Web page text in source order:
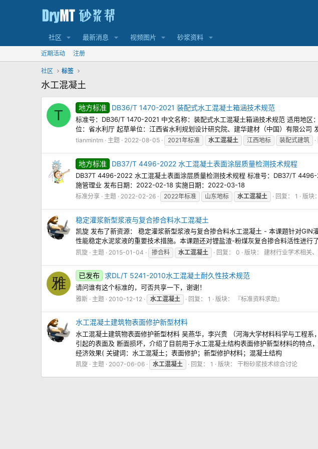
社区 最新消息 视频图片 砂浆资料
近期活动 注册
社区 标签
水工混凝土
T 地方标准 DB36/T 1470-2021 装配式水工混凝土箱涵技术规范
标准号：DB36/T 1470-2021 中文名称：装配式水工混凝土箱涵技术规范 适用地
位：省水利厅 起草单位：江西省水利规划设计研究院、建华建材（中国）有限公
tianmintm 主题 2022-08-05 2021年标准 水工混凝土 江西地标 装配式建筑
地方标准 DB37/T 4496-2022 水工混凝土表面涂层质量检测技术规程
DB37T 4496-2022 水工混凝土表面涂层质量检测技术规程 标准号：DB37/T
施管理业 发布日期：2022-02-18 实施日期：2022-03-18
标准分享 主题 2022-02-26 2022年标准 山东地标 水工混凝土 回复： 1 版块：
稳定灌浆新型浆液与复合掺合料水工混凝土
凯旋 发布了新资源： 稳定灌浆新型浆液与复合掺合料水工混凝土 - 本课题针对
性能稳定水泥浆液的重要技术措施。本课题还对锂盐渣-粉煤灰复合掺合料活性进行
凯旋 主题 2015-01-04 掺合料 水工混凝土 回复： 0 版块： 建材行业学术相关
雅 已发布 求DL/T 5241-2010水工混凝土耐久性技术规范
请问谁有这个标准的，可否共享一下，谢谢！
雅斯 主题 2010-12-12 水工混凝土 回复： 1 版块： 『标准资料求助』
水工混凝土建筑物表面修护新型材料
水工混凝土建筑物表面修护新型材料 吴燕华，李兴贵 （河海大学材料科学与工程
引起的表面及 断面损坏，介绍了目前用于水工混凝土结构表面修护新型材料的特
经济效果( 关键词：水工混凝土；表面修护；新型修护材料；混凝土结构
凯旋 主题 2007-06-06 水工混凝土 回复： 1 版块： 干粉砂浆技术综合讨论